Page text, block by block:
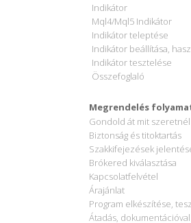
Indikátor
Mql4/Mql5 Indikátor
Indikátor teleptése
Indikátor beállítása,
Indikátor tesztelése
Összefoglaló
Megrendelés
Gondold át mit szeretnél
Biztonság és titoktartás
Szakkifejezések
Brókered kiválasztása
Kapcsolatfelvétel
Árajánlat
Program elkészítése,
Átadás, dokumentációval